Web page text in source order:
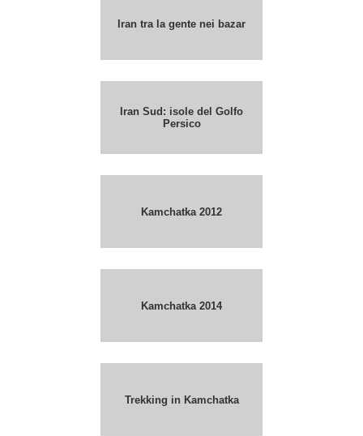
Iran tra la gente nei bazar
Iran Sud: isole del Golfo
Persico
Kamchatka 2012
Kamchatka 2014
Trekking in Kamchatka